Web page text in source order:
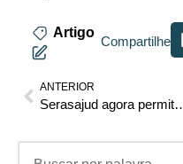
Artigo
Compartilhe
ANTERIOR
Serasajud agora permite